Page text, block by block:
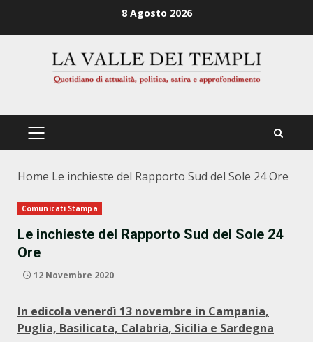
8 Agosto 2026
PRIMÄRES
Home Le inchieste del Rapporto Sud del Sole 24 Ore
Comunicati Stampa
Le inchieste del Rapporto Sud del Sole 24
Ore
12 Novembre 2020
In edicola venerdì 13 novembre in Campania,
Puglia, Basilicata, Calabria, Sicilia e Sardegna